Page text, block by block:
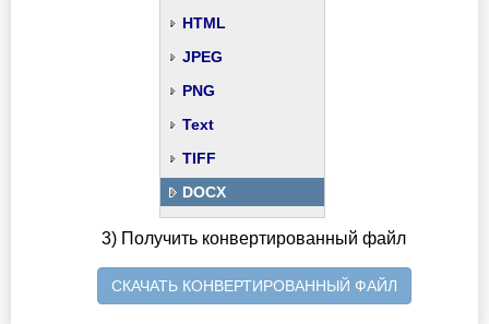
HTML
JPEG
PNG
Text
TIFF
DOCX
3) Получить конвертированный файл
СКАЧАТЬ КОНВЕРТИРОВАННЫЙ ФАЙЛ